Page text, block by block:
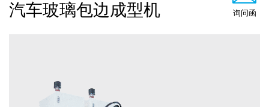
汽车玻璃包边成型机 询问函